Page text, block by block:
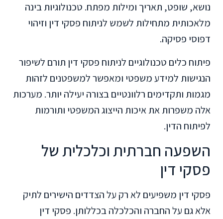
נושא, שופט, תאריך ומילות מפתח. טכנולוגיות בינה
מלאכותית מתחילות לשמש לניתוח פסקי דין וזיהוי
דפוסי פסיקה.
פיתוח כלים טכנולוגיים לניתוח פסקי דין תורם לשיפור
הנגישות למידע משפטי ומאפשר למשפטנים לזהות
מגמות ותקדימים רלוונטיים בצורה יעילה יותר. מערכות
אלה משפרות את איכות הייצוג המשפטי ותורמות
לפיתוח הדין.
השפעה חברתית וכלכלית של
פסקי דין
פסקי דין משפיעים לא רק על הצדדים הישירים לתיק
אלא גם על החברה והכלכלה בכללותן. פסקי דין